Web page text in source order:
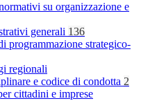
su organizzazione e
generali 136
programmazione strategico-
regionali
e codice di condotta 2
cittadini e imprese